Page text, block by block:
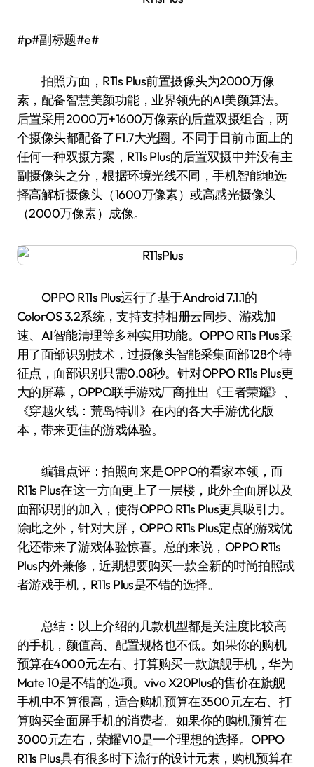
#p#副标题#e#
拍照方面，R11s Plus前置摄像头为2000万像
素，配备智慧美颜功能，业界领先的AI美颜算法。
后置采用2000万+1600万像素的后置双摄组合，两
个摄像头都配备了F1.7大光圈。不同于目前市面上的
任何一种双摄方案，R11s Plus的后置双摄中并没有主
副摄像头之分，根据环境光线不同，手机智能地选
择高解析摄像头（1600万像素）或高感光摄像头
（2000万像素）成像。
OPPO R11s Plus运行了基于Android 7.1.1的
ColorOS 3.2系统，支持支持相册云同步、游戏加
速、AI智能清理等多种实用功能。OPPO R11s Plus采
用了面部识别技术，过摄像头智能采集面部128个特
征点，面部识别只需0.08秒。针对OPPO R11s Plus更
大的屏幕，OPPO联手游戏厂商推出《王者荣耀》、
《穿越火线：荒岛特训》在内的各大手游优化版
本，带来更佳的游戏体验。
编辑点评：拍照向来是OPPO的看家本领，而
R11s Plus在这一方面更上了一层楼，此外全面屏以及
面部识别的加入，使得OPPO R11s Plus更具吸引力。
除此之外，针对大屏，OPPO R11s Plus定点的游戏优
化还带来了游戏体验惊喜。总的来说，OPPO R11s
Plus内外兼修，近期想要购买一款全新的时尚拍照或
者游戏手机，R11s Plus是不错的选择。
总结：以上介绍的几款机型都是关注度比较高
的手机，颜值高、配置规格也不低。如果你的购机
预算在4000元左右、打算购买一款旗舰手机，华为
Mate 10是不错的选项。vivo X20Plus的售价在旗舰
手机中不算很高，适合购机预算在3500元左右、打
算购买全面屏手机的消费者。如果你的购机预算在
3000元左右，荣耀V10是一个理想的选择。OPPO
R11s Plus具有很多时下流行的设计元素，购机预算在